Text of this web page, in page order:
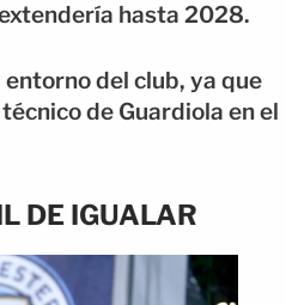
hasta 2028.
del club, ya que
de Guardiola en el
DE IGUALAR